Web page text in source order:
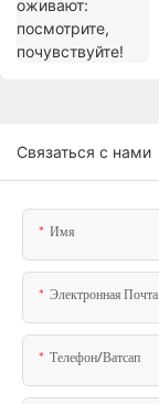
Связаться с нами
Имя
Электронная Почта
Телефон/ватсап